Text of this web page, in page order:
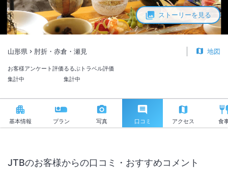
ストーリーを見る
山形県 肘折・赤倉・瀬見 地図
お客様アンケート評価
集計中
るるぶトラベル評価
集計中
基本情報 プラン 写真 口コミ アクセス 食
JTBのお客様からの口コミ・おすすめコメント